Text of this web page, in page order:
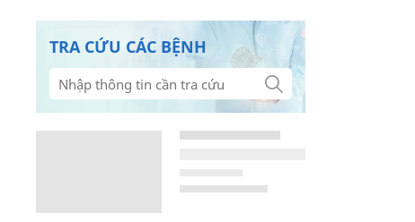
TRA CỨU CÁC BỆNH